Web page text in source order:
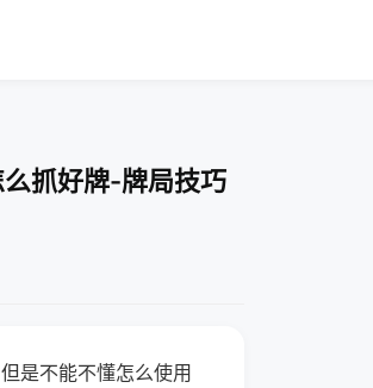
抓好牌-牌局技巧
是不能不懂怎么使用